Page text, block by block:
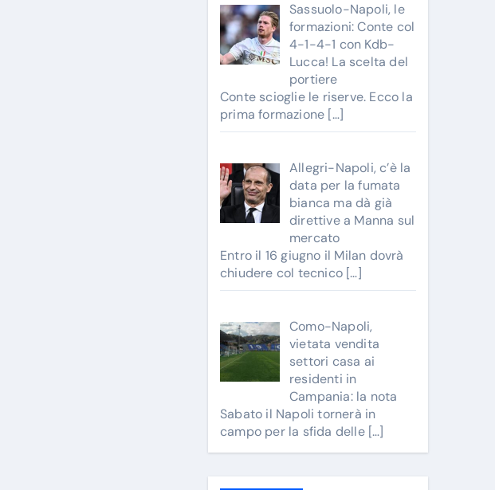
Sassuolo-Napoli, le
formazioni: Conte col
4-1-4-1 con Kdb-
Lucca! La scelta del
portiere
Conte scioglie le riserve. Ecco la
prima formazione […]
Allegri-Napoli, c’è la
data per la fumata
bianca ma dà già
direttive a Manna sul
mercato
Entro il 16 giugno il Milan dovrà
chiudere col tecnico […]
Como-Napoli,
vietata vendita
settori casa ai
residenti in
Campania: la nota
Sabato il Napoli tornerà in
campo per la sfida delle […]